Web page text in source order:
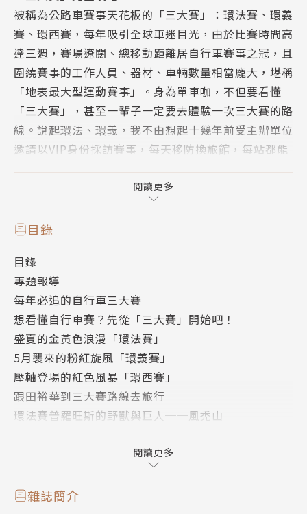
被稱為公路車賽事天花板的「三大賽」：環法賽、環義
賽、環西賽，每年吸引全球車迷目光，由於比賽時間高
達三週，賽場遼闊、總移動距離居自行車賽事之冠，且
圍繞賽事的工作人員、器材、車輛數量相當龐大，堪稱
「地表最大型運動賽事」。身為單車咖，不但要看懂
「三大賽」，甚至一輩子一定要去體驗一次三大賽的路
線。說起環法、環義，我不由想起十幾年前受主辦單位
邀請以VIP身份採訪賽事，每天移防換旅館，每站都能
點線奮力一搏的衝刺張力，除了飽覽沿途美麗的風景名
勝，同時也深刻感受到當地民眾對賽事的熱情與瘋狂，
可說是非常難忘的經驗與人生饗宴。本期有請達人解說
今年的賽況。同場加碼，由喜愛單車旅行的車友田裕
華，帶著大家一起勇闖法、西、義三國，走訪賽事中的
經典路線，感受三大賽的高度。還有歐洲騎車的行前注
意事項以及捷安特環法觀賽體驗團分享。
車神Tadej Pogacar在2024年環義和環法賽中採用了
較短的曲柄，引起許多車迷討論。理論上來說，較短的
曲柄，力矩較小，大腿出力變小，較容易維持迴轉數，
動力輸出穩定，關節的受力也較小。到底短曲柄好在哪
裡？本期有請專業教練開講。
期單車誌為大家一一收羅，提供換新車入手前參考。台
去雙新自行車道嘗鮮。還有台灣最美後花園～花蓮電輔
閱讀更多
目錄
目錄
專題報導
每年必追的自行車三大賽
想看懂自行車賽？先從「三大賽」開始吧！
盛夏的金黃色浪漫「環法賽」
5月襲來的粉紅旋風「環義賽」
壓軸登場的紅色風暴「環西賽」
跟田裕華到三大賽路線去旅行
環法賽普羅旺斯的野獸與巨人──風禿山
環西賽最難征服的聖山──安格利路山
捷安特旅行社環法觀賽團
閱讀更多
雜誌簡介